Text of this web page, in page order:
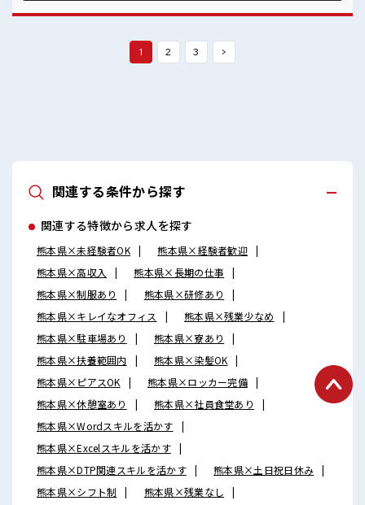
1 2 3 >
関連する条件から探す
関連する特徴から求人を探す
熊本県×未経験者OK
熊本県×経験者歓迎
熊本県×高収入
熊本県×長期の仕事
熊本県×制服あり
熊本県×研修あり
熊本県×キレイなオフィス
熊本県×残業少なめ
熊本県×駐車場あり
熊本県×寮あり
熊本県×扶養範囲内
熊本県×染髪OK
熊本県×ピアスOK
熊本県×ロッカー完備
熊本県×休憩室あり
熊本県×社員食堂あり
熊本県×Wordスキルを活かす
熊本県×Excelスキルを活かす
熊本県×DTP関連スキルを活かす
熊本県×土日祝日休み
熊本県×シフト制
熊本県×残業なし